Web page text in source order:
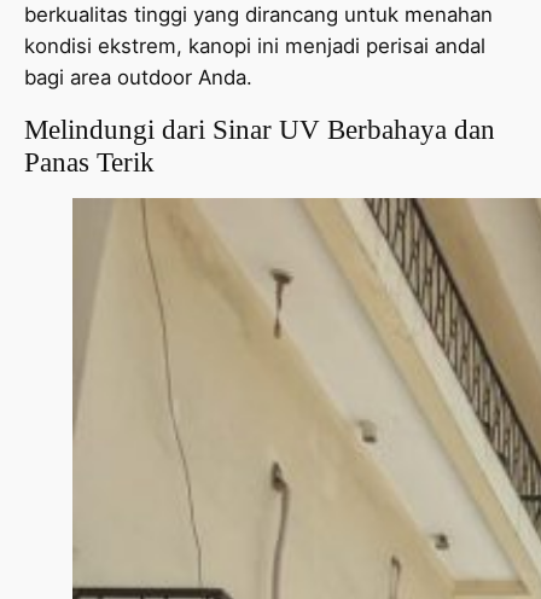
berkualitas tinggi yang dirancang untuk menahan
kondisi ekstrem, kanopi ini menjadi perisai andal
bagi area outdoor Anda.
Melindungi dari Sinar UV Berbahaya dan
Panas Terik